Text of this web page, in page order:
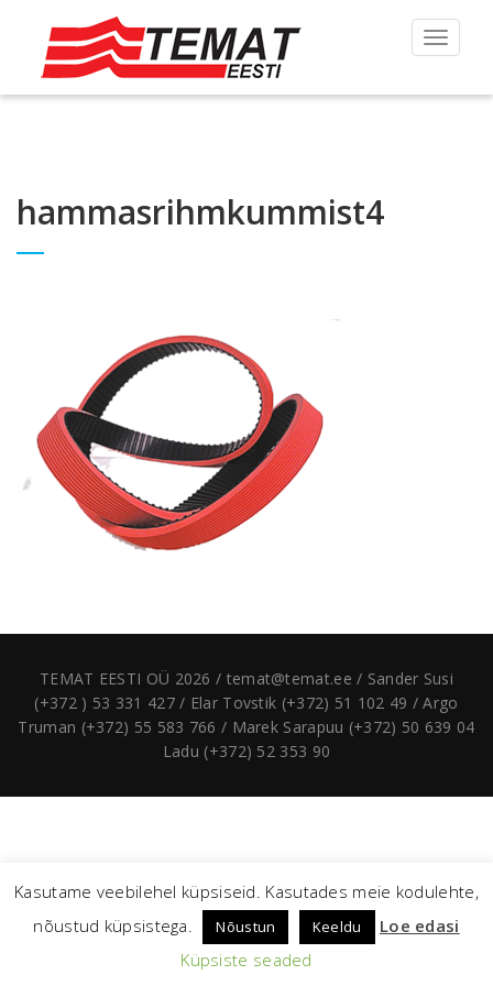
Toggle
hammasrihmkummist4
TEMAT EESTI OÜ 2026 / temat@temat.ee / Sander Susi
(+372 ) 53 331 427 / Elar Tovstik (+372) 51 102 49 / Argo
Truman (+372) 55 583 766 / Marek Sarapuu (+372) 50 639 04
Ladu (+372) 52 353 90
Kasutame veebilehel küpsiseid. Kasutades meie kodulehte,
nõustud küpsistega.
Nõustun Keeldu
Loe edasi
Küpsiste seaded